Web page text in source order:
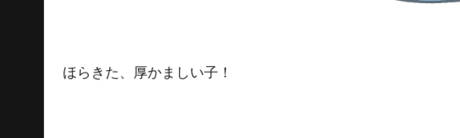
ほらきた、厚かましい子！